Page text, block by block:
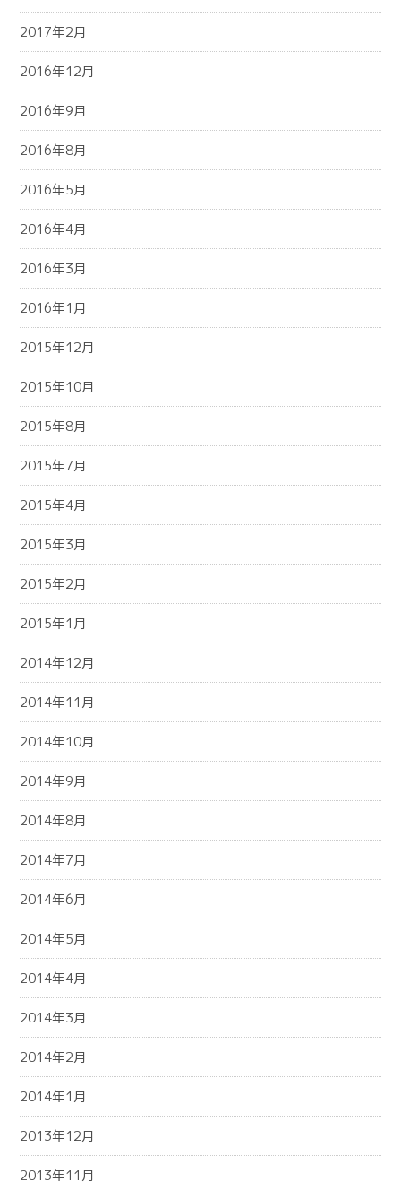
2017年2月
2016年12月
2016年9月
2016年8月
2016年5月
2016年4月
2016年3月
2016年1月
2015年12月
2015年10月
2015年8月
2015年7月
2015年4月
2015年3月
2015年2月
2015年1月
2014年12月
2014年11月
2014年10月
2014年9月
2014年8月
2014年7月
2014年6月
2014年5月
2014年4月
2014年3月
2014年2月
2014年1月
2013年12月
2013年11月